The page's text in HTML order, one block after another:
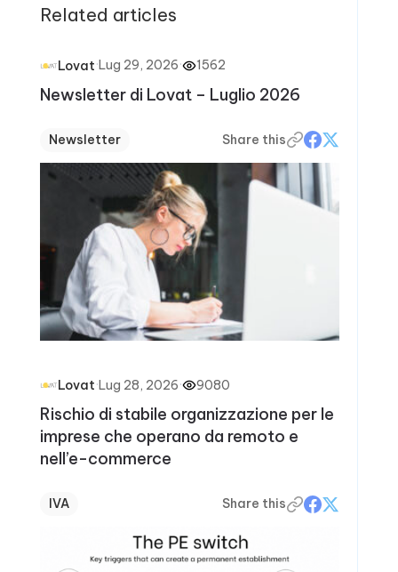
Related articles
Lovat·Lug 29, 2026· 1562
Newsletter di Lovat – Luglio 2026
Newsletter Share this
Lovat·Lug 28, 2026· 9080
Rischio di stabile organizzazione per le
imprese che operano da remoto e
nell’e-commerce
IVA Share this